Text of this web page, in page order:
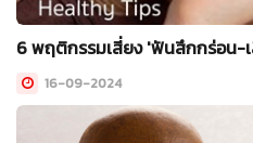
6 พฤติกรรมเสี่ยง 'ฟันสึกกร่อน-
16-09-2024